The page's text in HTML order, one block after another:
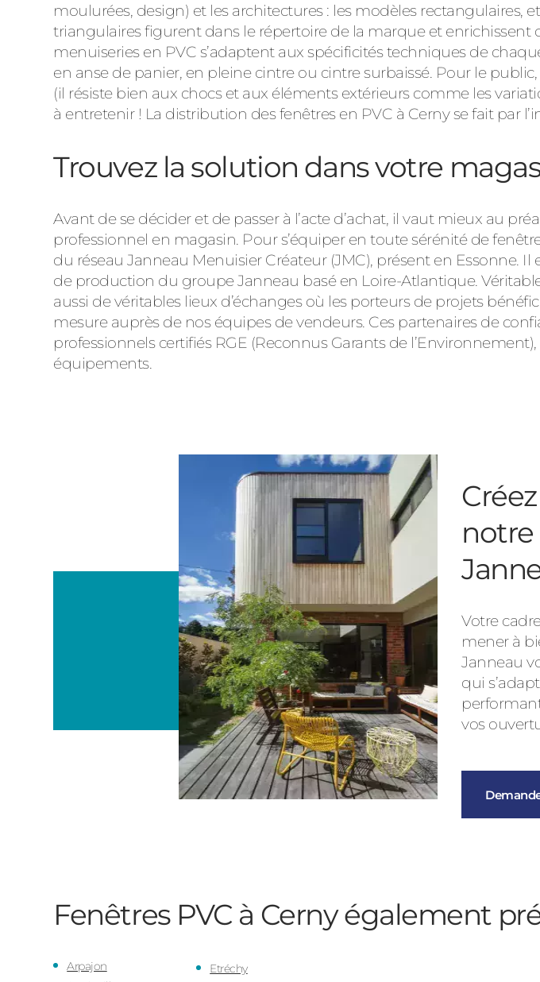
moulurées, design) et les architectures : les modèles rectangulaires,
triangulaires figurent dans le répertoire de la marque et
menuiseries en PVC s’adaptent aux spécificités techniques de
en anse de panier, en pleine cintre ou cintre surbaissé. Pour le
(il résiste bien aux chocs et aux éléments extérieurs comme les
à entretenir ! La distribution des fenêtres en PVC à Cerny se fait par
Trouvez la solution dans votre
Avant de se décider et de passer à l’acte d’achat, il vaut mieux au
professionnel en magasin. Pour s’équiper en toute sérénité de
du réseau Janneau Menuisier Créateur (JMC), présent en Essonne.
de production du groupe Janneau basé en Loire-Atlantique.
aussi de véritables lieux d’échanges où les porteurs de projets
mesure auprès de nos équipes de vendeurs. Ces partenaires de
professionnels certifiés RGE (Reconnus Garants de
équipements.
notre
Votre
mener à
Janneau
qui
vos
Fenêtres PVC à Cernyégalement
Arpajon
Etréchy